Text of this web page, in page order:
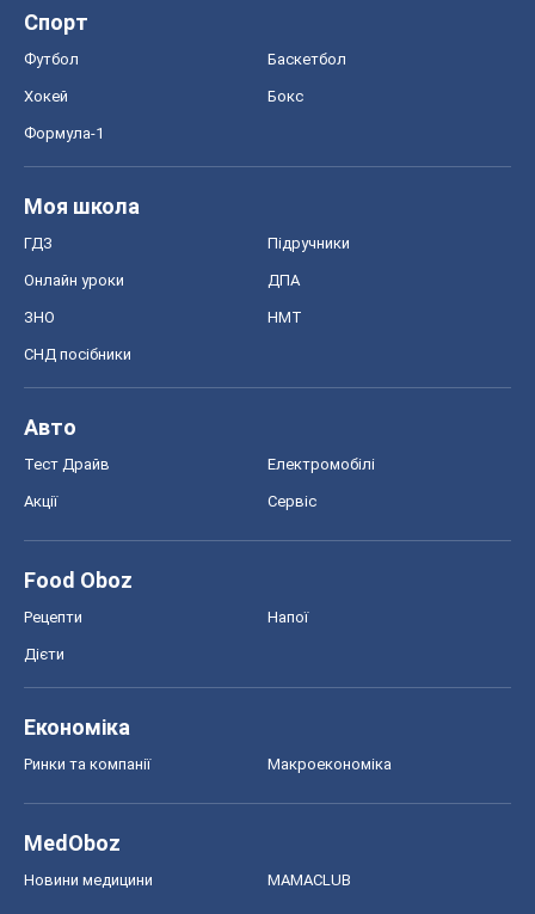
Спорт
Футбол Баскетбол
Хокей Бокс
Формула-1
Моя школа
ГДЗ Підручники
Онлайн уроки ДПА
ЗНО НМТ
СНД посібники
Авто
Тест Драйв Електромобілі
Акції Сервіс
Food Oboz
Рецепти Напої
Дієти
Економіка
Ринки та компанії Макроекономіка
MedOboz
Новини медицини MAMACLUB